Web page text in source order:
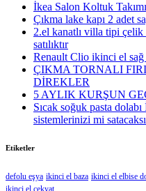
İkea Salon Koltuk
Çıkma lake kapı 2 adet
2.el kanatlı villa tipi çelik
satılıktır
Renault Clio ikinci el sağ
ÇIKMA TORNALI
DİREKLER
5 AYLIK KURŞUN
Sıcak soğuk pasta
sistemlerinizi mi
Etiketler
defolu eşya ikinci el baza ikinci el elbise